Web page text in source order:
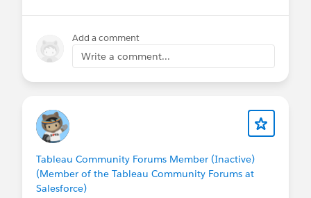
Add a comment
Write a comment...
Tableau Community Forums Member (Inactive)
(Member of the Tableau Community Forums at
Salesforce)